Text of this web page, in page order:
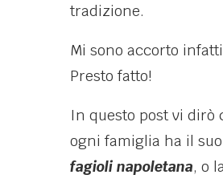
tradizione.
Mi sono accorto
Presto fatto!
In questo post vi dirò
ogni famiglia ha il
fagioli napoletana, o